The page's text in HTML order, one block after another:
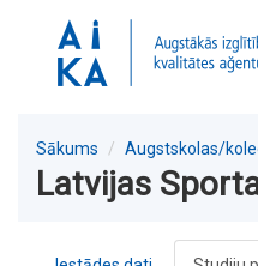
Sākums Augstskolas/
Latvijas